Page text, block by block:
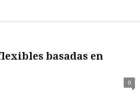
basadas en
0